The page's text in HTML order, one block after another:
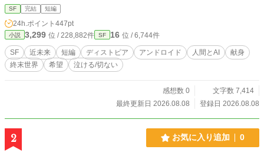
字。30分で読み終わる短編です。 同作品は他投稿サイトに投
稿しています。
SF 完結 短編
24h.ポイント 447pt
小説 3,299 位 / 228,882件 SF 16 位 / 6,744件
SF 近未来 短編 ディストピア アンドロイド 人間とAI
献身
終末世界
希望 泣ける/切ない
感想数 0
文字数 7,414
最終更新日 2026.08.08
登録日 2026.08.08
2 お気に入り追加 0